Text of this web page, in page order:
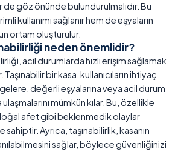
göz önünde bulundurulmalıdır. Bu
kullanımı sağlanır hem de eşyaların
ortam oluşturulur.
neden önemlidir?
acil durumlarda hızlı erişim sağlamak
bir kasa, kullanıcıların ihtiyaç
değerli eşyalarına veya acil durum
mümkün kılar. Bu, özellikle
doğal afet gibi beklenmedik olaylar
sahiptir. Ayrıca, taşınabilirlik, kasanın
sağlar, böylece güvenliğinizi